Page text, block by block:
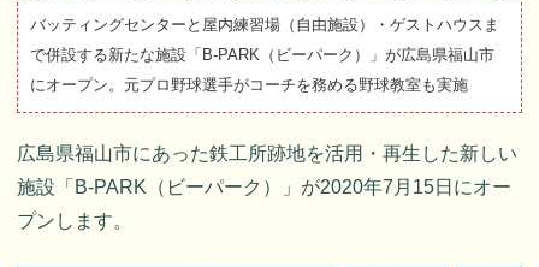
バッティングセンターと屋内練習場（自由施設）・ゲストハウスま
で併設する新たな施設「B-PARK（ビーパーク）」が広島県福山市
にオープン。元プロ野球選手がコーチを務める野球教室も実施
広島県福山市にあった鉄工所跡地を活用・再生した新しい
施設「B-PARK（ビーパーク）」が2020年7月15日にオー
プンします。